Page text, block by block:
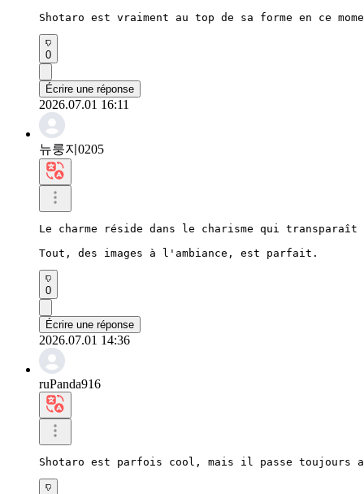
Shotaro est vraiment au top de sa forme en ce
0
Écrire une réponse
2026.07.01 16:11
뉴룽지0205
Le charme réside dans le charisme qui
Tout, des images à l'ambiance, est parfait.
0
Écrire une réponse
2026.07.01 14:36
ruPanda916
Shotaro est parfois cool, mais il passe toujours